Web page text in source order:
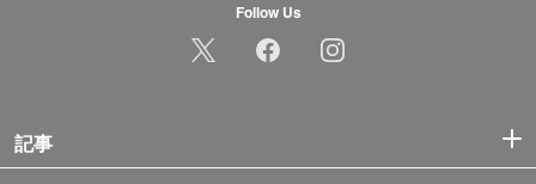
Follow Us
記事